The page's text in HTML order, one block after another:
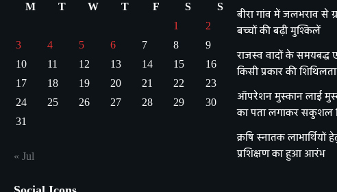
M
T W T F S
S
1
2
3
4 5 6 7 8
9
10
11 12 13 14 15
16
17
18 19 20 21 22
23
24
25 26 27 28 29
30
31
« Jul
बीरा गांव में जलभराव से
बच्चों की बढ़ी मुश्किलें
राजस्व वादों के समयबद्ध
किसी प्रकार की
ऑपरेशन मुस्कान लाई
का पता लगाकर सकुशल
क्रषि स्नातक
प्रशिक्षण का हुआ आरंभ